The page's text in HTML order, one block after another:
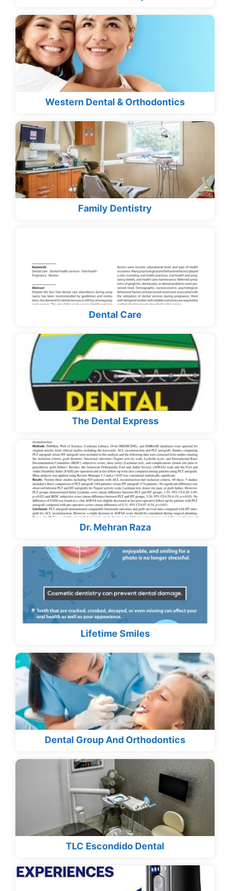
Western Dental & Orthodontics
Family Dentistry
Dental Care
The Dental Express
Dr. Mehran Raza
Lifetime Smiles
Dental Group And Orthodontics
TLC Escondido Dental